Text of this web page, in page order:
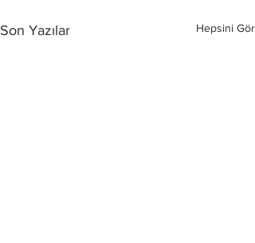
Son Yazılar Hepsini Gör